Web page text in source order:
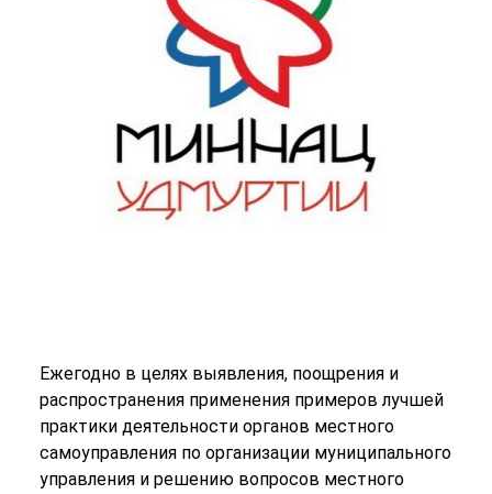
Ежегодно в целях выявления, поощрения и
распространения применения примеров лучшей
практики деятельности органов местного
самоуправления по организации муниципального
управления и решению вопросов местного